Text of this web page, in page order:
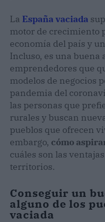
La España vaciada
motor de crecimiento
economía del país y
Incluso, es una
emprendedores que
modelos de negocios
pandemia del
las personas que
rurales y buscan
pueblos que ofrecen
embargo, cómo
cuáles son las
territorios.
Conseguir un
alguno de los
vaciada